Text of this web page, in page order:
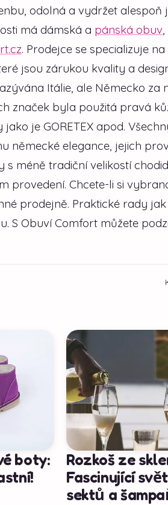
odolná a vydržet alespoň
má dámská a pánská obuv
. Prodejce se specializuje
jsou zárukou kvality a
Itálie, ale Německo za
značek byla použitá pravá
je GORETEX apod.
německé elegance, jejich
méně tradiční velikostí
provedení. Chcete-li si
prodejně. Praktické rady
S Obuví Comfort můžete
boty:
Rozkoš ze
Fascinující
sektů a